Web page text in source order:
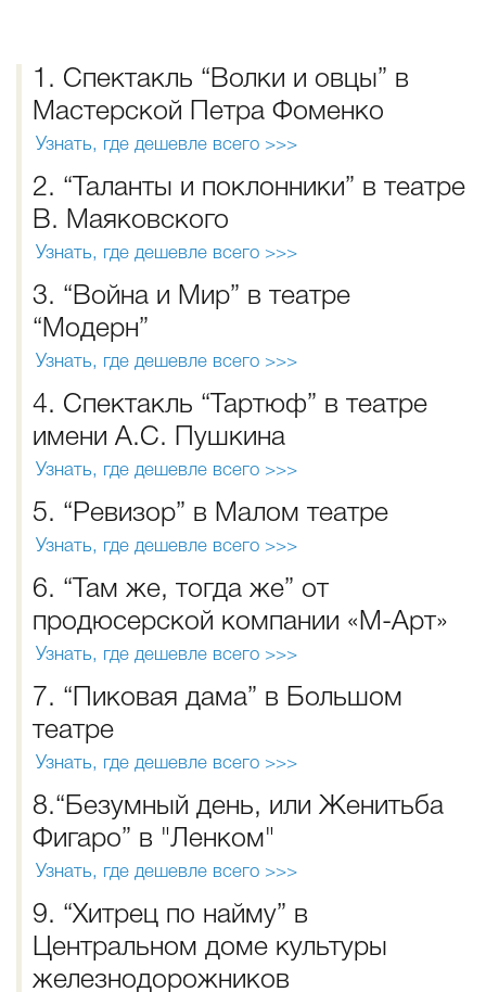
1. Спектакль “Волки и овцы” в
Мастерской Петра Фоменко
Узнать, где дешевле всего >>>
2. “Таланты и поклонники” в театре
В. Маяковского
Узнать, где дешевле всего >>>
3. “Война и Мир” в театре
“Модерн”
Узнать, где дешевле всего >>>
4. Спектакль “Тартюф” в театре
имени А.С. Пушкина
Узнать, где дешевле всего >>>
5. “Ревизор” в Малом театре
Узнать, где дешевле всего >>>
6. “Там же, тогда же” от
продюсерской компании «М-Арт»
Узнать, где дешевле всего >>>
7. “Пиковая дама” в Большом
театре
Узнать, где дешевле всего >>>
8.“Безумный день, или Женитьба
Фигаро” в "Ленком"
Узнать, где дешевле всего >>>
9. “Хитрец по найму” в
Центральном доме культуры
железнодорожников